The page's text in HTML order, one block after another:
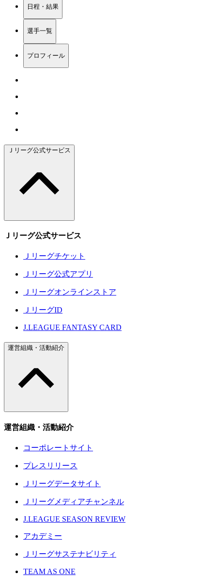
日程・結果
選手一覧
プロフィール
Ｊリーグ公式サービス
Ｊリーグ公式サービス
Ｊリーグチケット
Ｊリーグ公式アプリ
Ｊリーグオンラインストア
ＪリーグID
J.LEAGUE FANTASY CARD
運営組織・活動紹介
運営組織・活動紹介
コーポレートサイト
プレスリリース
Ｊリーグデータサイト
Ｊリーグメディアチャンネル
J.LEAGUE SEASON REVIEW
アカデミー
Ｊリーグサステナビリティ
TEAM AS ONE